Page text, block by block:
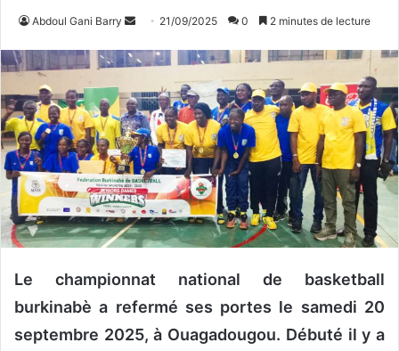
Abdoul Gani Barry
v
y
e
r
u
n
c
o
r
r
e
21/09/2025 0 2 minutes de lecture
Le championnat national de basketball
burkinabè a refermé ses portes le samedi 20
septembre 2025, à Ouagadougou. Débuté il y a